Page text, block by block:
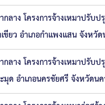
กลาง โครงการจ้างเหมาปรั
ยว อำเภอกำแพงแสน จังหวั
กลาง โครงการจ้างเหมาป
ด อำเภอนครชัยศรี จังหวัดน